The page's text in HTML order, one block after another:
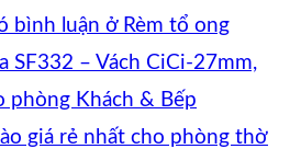
bình luận ở Rèm tổ ong
SF332 – Vách CiCi-27mm,
phòng Khách & Bếp
giá rẻ nhất cho phòng thờ